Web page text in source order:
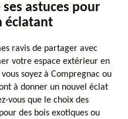
astuces pour
éclatant
ravis de partager avec
votre espace extérieur en
soyez à Compregnac ou
à donner un nouvel éclat
vous que le choix des
des bois exotiques ou